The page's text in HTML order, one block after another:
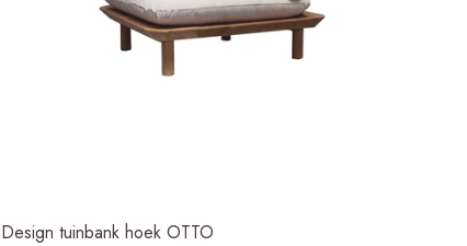
Design tuinbank hoek OTTO